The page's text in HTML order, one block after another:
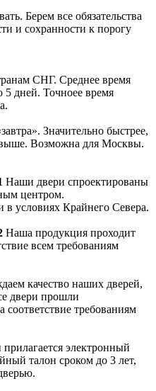
Берем все обязательства
и сохранности к порогу
СНГ. Среднее время
5 дней. Точноее время
Значительно быстрее,
выше. Возможна для Москвы.
Наши двери спроектированы
центром.
в условиях Крайнего Севера.
Наша продукция проходит
всем требованиям
качество наших дверей,
двери прошли
требованиям
электронный
талон сроком до 3 лет,